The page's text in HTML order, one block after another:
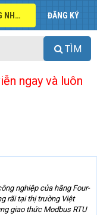
ĐĂNG NHẬP ĐĂNG KÝ
TÌM
ngay và luôn
nghiệp của hãng Four-
rãi tại thị trường Việt
giao thức Modbus RTU